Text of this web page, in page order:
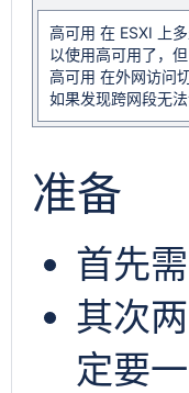
高可用 在 ESXI 上
以使用高可用了，
高可用 在外网访问
如果发现跨网段无
准备
首先
其次
定要